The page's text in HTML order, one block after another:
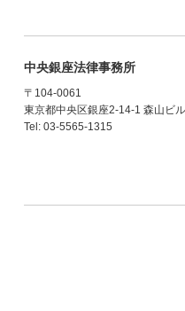
中央銀座法律事務所
〒104-0061
東京都中央区銀座2‐14‐1 森山ビ
Tel: 03-5565-1315